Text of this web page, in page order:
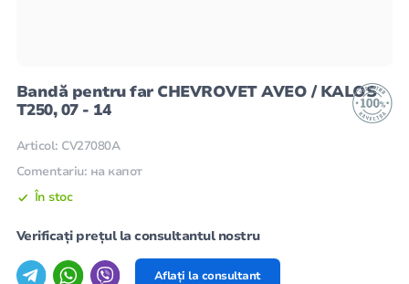
Bandă pentru far CHEVROVET AVEO / KALOS
T250, 07 - 14
Articol: CV27080A
Comentariu: на капот
În stoc
Verificați prețul la consultantul nostru
Aflați la consultant